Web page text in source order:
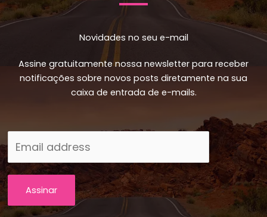
Novidades no seu e-mail
Assine gratuitamente nossa newsletter para receber
notificações sobre novos posts diretamente na sua
caixa de entrada de e-mails.
Assinar